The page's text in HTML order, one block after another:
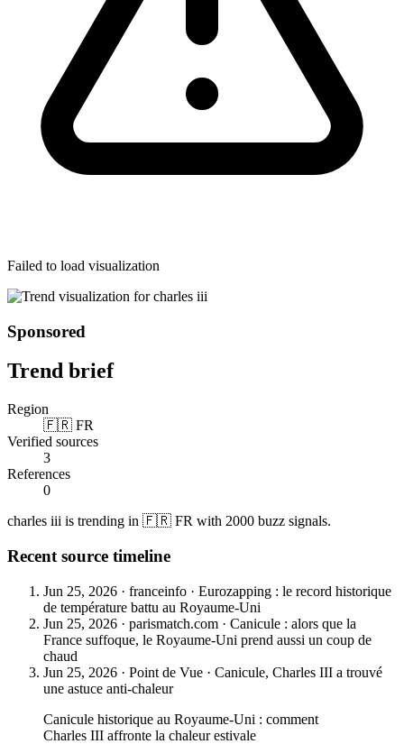
Failed to load visualization
Sponsored
Trend brief
Region
🇫🇷 FR
Verified sources
3
References
0
charles iii is trending in 🇫🇷 FR with 2000 buzz signals.
Recent source timeline
Jun 25, 2026 · franceinfo · Eurozapping : le record historique
de température battu au Royaume-Uni
Jun 25, 2026 · parismatch.com · Canicule : alors que la
France suffoque, le Royaume-Uni prend aussi un coup de
chaud
Jun 25, 2026 · Point de Vue · Canicule, Charles III a trouvé
une astuce anti-chaleur
Canicule historique au Royaume-Uni : comment
Charles III affronte la chaleur estivale